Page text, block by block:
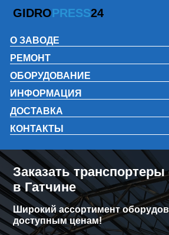
GIDROPRESS24
О ЗАВОДЕ
РЕМОНТ
ОБОРУДОВАНИЕ
ИНФОРМАЦИЯ
ДОСТАВКА
КОНТАКТЫ
Заказать
в Гатчине
Широкий ассортимент
доступным ценам!